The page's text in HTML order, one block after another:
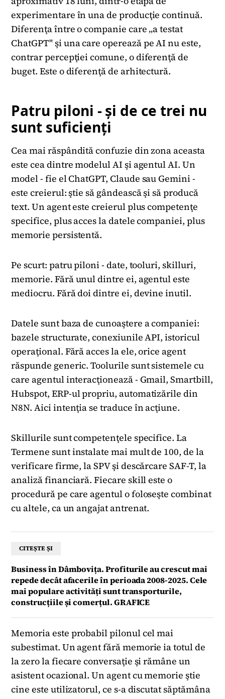
experimentare în una de producţie continuă.
Diferenţa între o companie care „a testat
ChatGPT" şi una care operează pe AI nu este,
contrar percepţiei comune, o diferenţă de
buget. Este o diferenţă de arhitectură.
Patru piloni - şi de ce trei nu
sunt suficienţi
Cea mai răspândită confuzie din zona aceasta
este cea dintre modelul AI şi agentul AI. Un
model - fie el ChatGPT, Claude sau Gemini -
este creierul: ştie să gândească şi să producă
text. Un agent este creierul plus competenţe
specifice, plus acces la datele companiei, plus
memorie persistentă.
Pe scurt: patru piloni - date, tooluri, skilluri,
memorie. Fără unul dintre ei, agentul este
mediocru. Fără doi dintre ei, devine inutil.
Datele sunt baza de cunoaştere a companiei:
bazele structurate, conexiunile API, istoricul
operaţional. Fără acces la ele, orice agent
răspunde generic. Toolurile sunt sistemele cu
care agentul interacţionează - Gmail, Smartbill,
Hubspot, ERP-ul propriu, automatizările din
N8N. Aici intenţia se traduce în acţiune.
Skillurile sunt competenţele specifice. La
Termene sunt instalate mai mult de 100, de la
verificare firme, la SPV şi descărcare SAF-T, la
analiză financiară. Fiecare skill este o
procedură pe care agentul o foloseşte combinat
cu altele, ca un angajat antrenat.
CITEȘTE ȘI
Business în Dâmbovița. Profiturile au crescut mai
repede decât afacerile în perioada 2008-2025. Cele
mai populare activități sunt transporturile,
construcțiile și comerțul. GRAFICE
Memoria este probabil pilonul cel mai
subestimat. Un agent fără memorie ia totul de
la zero la fiecare conversaţie şi rămâne un
asistent ocazional. Un agent cu memorie ştie
cine este utilizatorul, ce s-a discutat săptămâna